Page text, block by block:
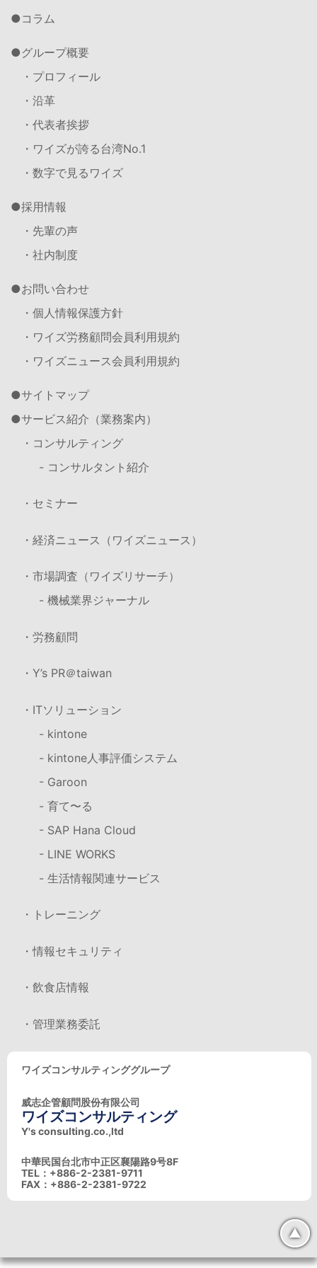
コラム
グループ概要
・プロフィール
・沿革
・代表者挨拶
・ワイズが誇る台湾No.1
・数字で見るワイズ
採用情報
・先輩の声
・社内制度
お問い合わせ
・個人情報保護方針
・ワイズ労務顧問会員利用規約
・ワイズニュース会員利用規約
サイトマップ
サービス紹介（業務案内）
・コンサルティング
- コンサルタント紹介
・セミナー
・経済ニュース（ワイズニュース）
・市場調査（ワイズリサーチ）
- 機械業界ジャーナル
・労務顧問
・Y’s PR＠taiwan
・ITソリューション
- kintone
- kintone人事評価システム
- Garoon
- 育て〜る
- SAP Hana Cloud
- LINE WORKS
- 生活情報関連サービス
・トレーニング
・情報セキュリティ
・飲食店情報
・管理業務委託
ワイズコンサルティンググループ
威志企管顧問股份有限公司
ワイズコンサルティング
Y's consulting.co.,ltd
中華民国台北市中正区襄陽路9号8F
TEL：+886-2-2381-9711
FAX：+886-2-2381-9722
▲